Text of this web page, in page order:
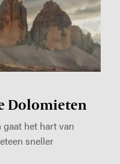
Dolomieten
het hart van
sneller